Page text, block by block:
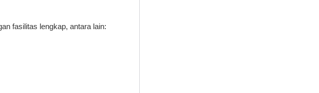
fasilitas lengkap, antara lain: